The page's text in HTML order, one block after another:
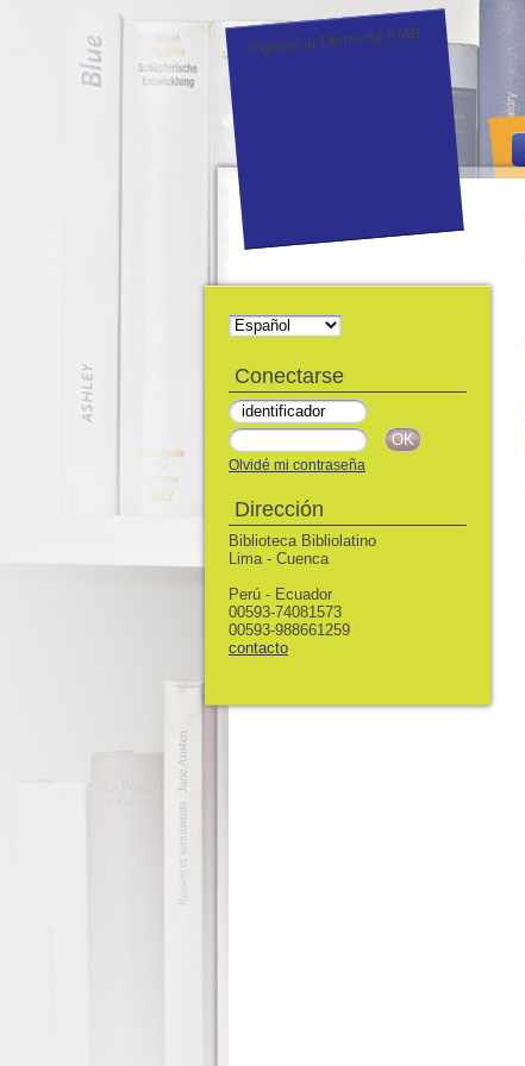
Ingrese al Demo de PMB.
Conectarse
Olvidé mi contraseña
Dirección
Biblioteca Bibliolatino
Lima - Cuenca
Perú - Ecuador
00593-74081573
00593-988661259
contacto